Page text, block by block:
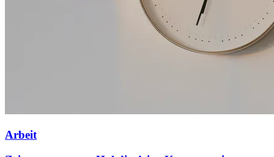
Arbeit